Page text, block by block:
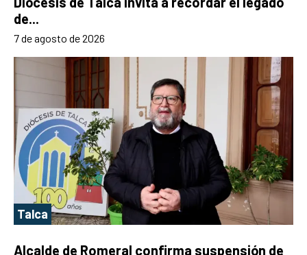
de...
7 de agosto de 2026
Talca
Alcalde de Romeral confirma suspensión de